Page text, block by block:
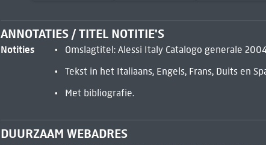
ANNOTATIES / TITEL NOTITIE'S
Notities
Omslagtitel: Alessi Italy Catalogo generale
Tekst in het Italiaans, Engels, Frans, Duits en
Met bibliografie.
DUURZAAM WEBADRES